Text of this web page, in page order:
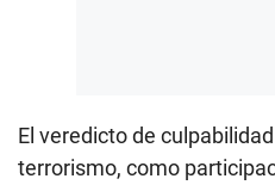
El veredicto de
terrorismo, como